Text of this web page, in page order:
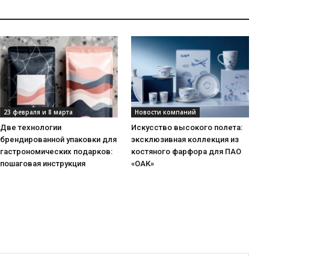
23 февраля и 8 марта
Две технологии
брендированной упаковки для
гастрономических подарков:
пошаговая инструкция
Новости компаний
Искусство высокого полета:
эксклюзивная коллекция из
костяного фарфора для ПАО
«ОАК»